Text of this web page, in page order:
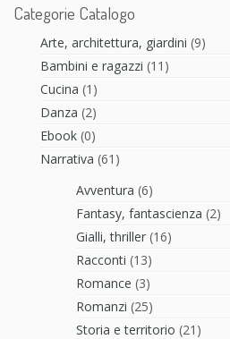
Categorie Catalogo
Arte, architettura, giardini (9)
Bambini e ragazzi (11)
Cucina (1)
Danza (2)
Ebook (0)
Narrativa (61)
Avventura (6)
Fantasy, fantascienza (2)
Gialli, thriller (16)
Racconti (13)
Romance (3)
Romanzi (25)
Storia e territorio (21)